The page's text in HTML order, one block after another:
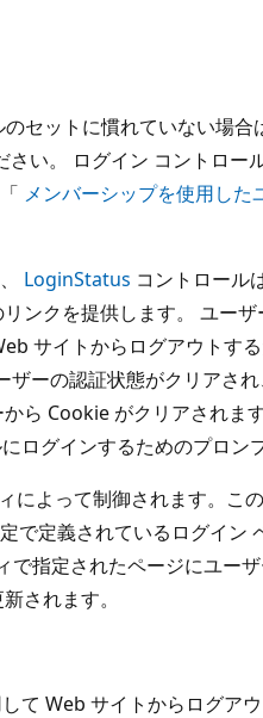
セットに慣れていない場合
さい。 ログイン コントロー
メンバーシップを使用した
LoginStatus コントロール
ンクを提供します。 ユー
サイトからログアウトす
ーの認証状態がクリアさ
ら Cookie がクリアされま
ログインするためのプロン
によって制御されます。こ
で定義されているログイン
で指定されたページにユー
されます。
て Web サイトからログア